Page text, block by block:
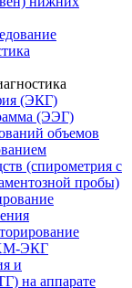
(ЭКГ)
(ЭЭГ)
объемов
(спирометрия с
пробы)
ХМ-ЭКГ
и
на аппарате